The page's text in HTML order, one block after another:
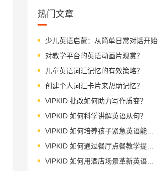
热门文章
少儿英语启蒙：从简单日常对话开始
对教学平台的英语动画片观赏？
儿童英语词汇记忆的有效策略？
创建个人词汇卡片来帮助记忆？
VIPKID 批改如何助力写作质变？
VIPKID 如何科学讲解英语从句？
VIPKID 如何培养孩子紧急英语能力？
VIPKID 如何通过餐厅点餐教学提升少儿英语应用能力？
VIPKID 如何用酒店场景革新英语教学？